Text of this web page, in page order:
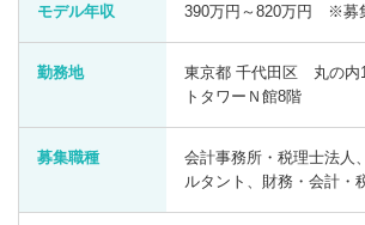
モデル年収 390万円～820万円 ※募
勤務地
東京都 千代田区 丸の内
トタワーＮ館8階
募集職種
会計事務所・税理士法人
ルタント、財務・会計・